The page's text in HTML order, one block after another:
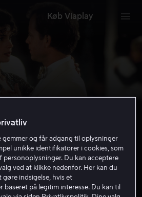
Køb Viaplay
gemmer og får adgang til oplysninger
unikke identifikatorer i cookies, som
personoplysninger. Du kan acceptere
ved at klikke nedenfor. Her kan du
indsigelse, hvis et
baseret på legitim interesse. Du kan til